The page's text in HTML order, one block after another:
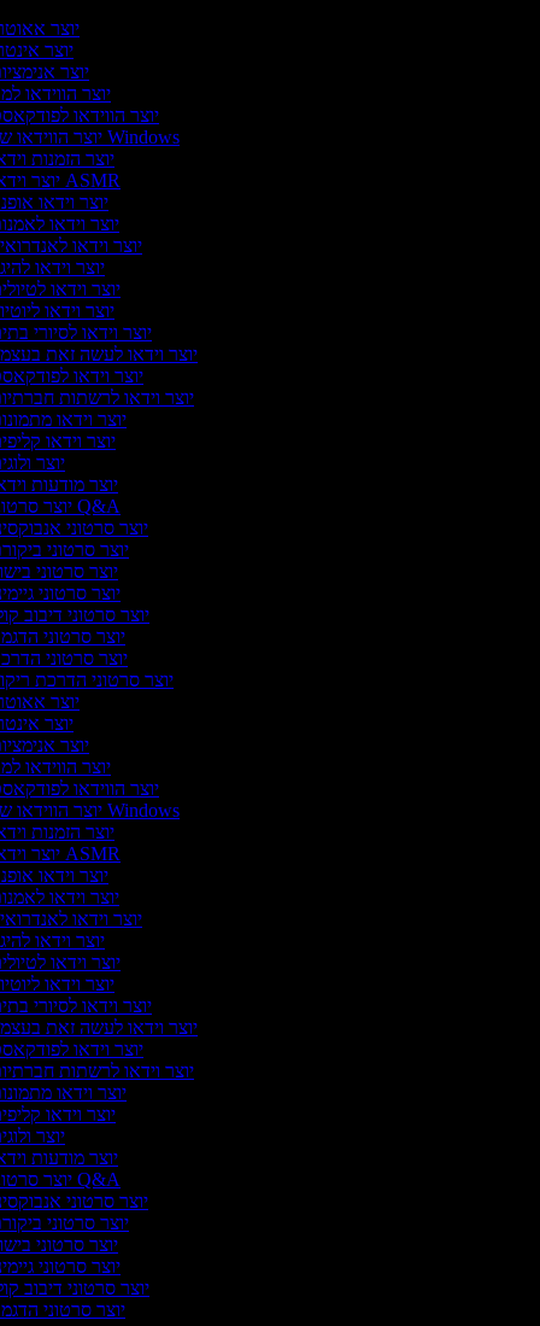
יוצר
יוצר
יוצר
יוצר הווידאו
יוצר הווידאו
יוצר הווידאו של Windows
יוצר הזמנות
יוצר וידאו ASMR
יוצר וידאו
יוצר וידאו
יוצר וידאו
יוצר וידאו
יוצר וידאו
יוצר וידאו
יוצר וידאו לסיורי
יוצר וידאו לעשה זאת
יוצר וידאו
יוצר וידאו לרשתות
יוצר וידאו
יוצר וידאו
יוצר
יוצר מודעות
יוצר סרטוני Q&A
יוצר סרטוני
יוצר סרטוני
יוצר סרטוני
יוצר סרטוני
יוצר סרטוני דיבוב
יוצר סרטוני
יוצר סרטוני
יוצר סרטוני הדרכת
יוצר
יוצר
יוצר
יוצר הווידאו
יוצר הווידאו
יוצר הווידאו של Windows
יוצר הזמנות
יוצר וידאו ASMR
יוצר וידאו
יוצר וידאו
יוצר וידאו
יוצר וידאו
יוצר וידאו
יוצר וידאו
יוצר וידאו לסיורי
יוצר וידאו לעשה זאת
יוצר וידאו
יוצר וידאו לרשתות
יוצר וידאו
יוצר וידאו
יוצר
יוצר מודעות
יוצר סרטוני Q&A
יוצר סרטוני
יוצר סרטוני
יוצר סרטוני
יוצר סרטוני
יוצר סרטוני דיבוב
יוצר סרטוני